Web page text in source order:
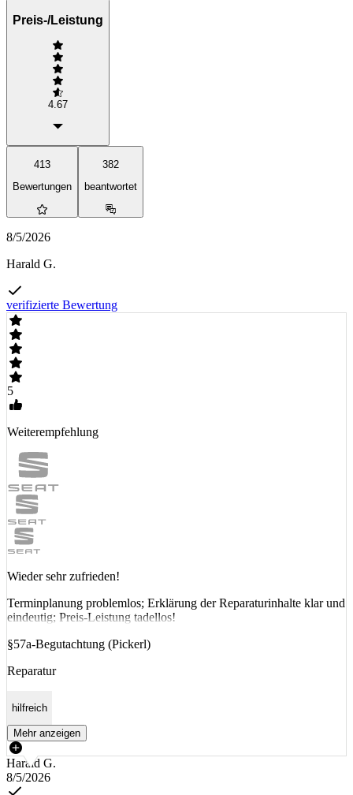
Preis-/Leistung
4.67
413
Bewertungen
382
beantwortet
8/5/2026
Harald G.
verifizierte Bewertung
5
Weiterempfehlung
Wieder sehr zufrieden!
Terminplanung problemlos; Erklärung der Reparaturinhalte klar und
eindeutig; Preis-Leistung tadellos!
§57a-Begutachtung (Pickerl)
Reparatur
hilfreich
Mehr anzeigen
Harald G.
8/5/2026